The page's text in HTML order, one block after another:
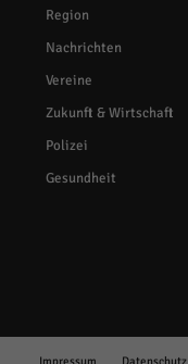
Region
Nachrichten
Vereine
Zukunft & Wirtschaft
Polizei
Gesundheit